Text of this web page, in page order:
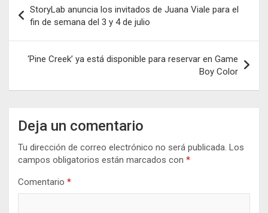
de
entradas
StoryLab anuncia los invitados de Juana Viale para el
fin de semana del 3 y 4 de julio
‘Pine Creek’ ya está disponible para reservar en Game
Boy Color
Deja un comentario
Tu dirección de correo electrónico no será publicada. Los
campos obligatorios están marcados con *
Comentario *